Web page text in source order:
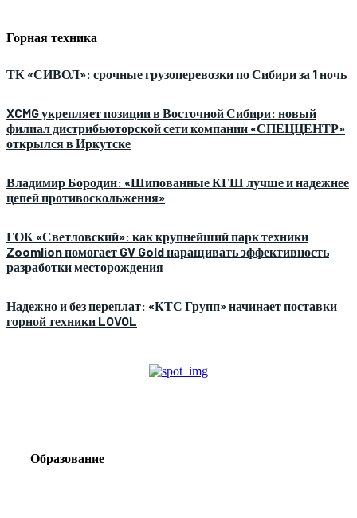
Горная техника
ТК «СИВОЛ»: срочные грузоперевозки по Сибири за 1 ночь
XCMG укрепляет позиции в Восточной Сибири: новый
филиал дистрибьюторской сети компании «СПЕЦЦЕНТР»
открылся в Иркутске
Владимир Бородин: «Шипованные КГШ лучше и надежнее
цепей противоскольжения»
ГОК «Светловский»: как крупнейший парк техники
Zoomlion помогает GV Gold наращивать эффективность
разработки месторождения
Надежно и без переплат: «КТС Групп» начинает поставки
горной техники LOVOL
Образование